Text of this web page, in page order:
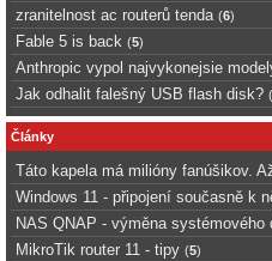
zranitelnost ac routerů tenda (6)
Fable 5 is back (5)
Anthropic vypol najvykonejsie
Jak odhalit falešný USB flash disk? (
Články
Táto kapela má milióny fanúšikov.
Windows 11 - připojení současně k
NAS QNAP - výměna systémového
MikroTik router 11 - tipy (5)